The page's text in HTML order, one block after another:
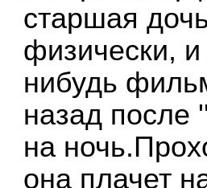
старшая
физически,
нибудь
назад после
на
она плачет